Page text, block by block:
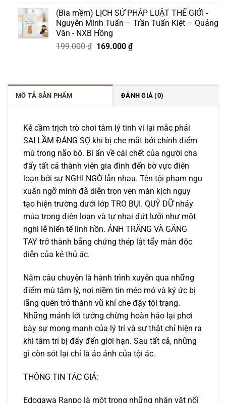
là:
229.000 ₫.
tại
là:
(Bìa mềm) LỊCH SỬ PHÁP LUẬT THẾ GIỚI -
Nguyễn Minh Tuấn – Trần Tuấn Kiệt – Quảng
Văn - NXB Hồng
199.000₫ Giá
169.000 ₫Giá
169.000 ₫.
MÔ TẢ SẢN PHẨM ĐÁNH GIÁ (0)
Kẻ cầm trịch trò chơi tâm lý tinh vi lại mắc phải
SAI LẦM ĐÁNG SỢ khi bị che mắt bởi chính điểm
mù trong não bộ. Bí ẩn về cái chết của người cha
đẩy tất cả thành viên gia đình đến bờ vực điên
loạn bởi sự NGHI NGỜ lẫn nhau. Tên tội phạm ngu
xuẩn ngỡ mình đã diễn trọn vẹn màn kịch ngụy
tạo hiện trường dưới lớp TRO BỤI. QUỶ DỮ nhảy
múa trong điên loạn và tự nhai đứt lưỡi như một
nghi lễ hiến tế linh hồn. ÁNH TRĂNG VÀ GĂNG
TAY trở thành bằng chứng thép lật tẩy màn độc
diễn của kẻ thủ ác.
Năm câu chuyện là hành trình xuyên qua những
điểm mù tâm lý, nơi niềm tin méo mó và ký ức bị
lãng quên trở thành vũ khí che đậy tội trạng.
Những mánh lới tưởng chừng hoàn hảo lại phơi
bày sự mong manh của lý trí và sự thật chỉ hiện ra
khi tâm trí bị đẩy đến giới hạn. Sau tất cả, những
gì còn sót lại chỉ là ảo ảnh của tội ác.
THÔNG TIN TÁC GIẢ:
Edogawa Ranpo là một trong những nhân vật nổi